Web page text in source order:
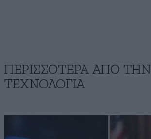
ΠΕΡΙΣΣΟΤΕΡΑ ΑΠΟ ΤΗΝ
ΤΕΧΝΟΛΟΓΙΑ